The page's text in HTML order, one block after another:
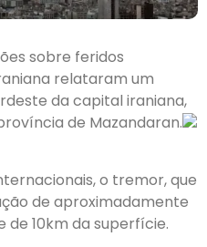
sobre feridos
relataram um
da capital iraniana,
de Mazandaran.
o tremor, que
de aproximadamente
de 10km da superfície.